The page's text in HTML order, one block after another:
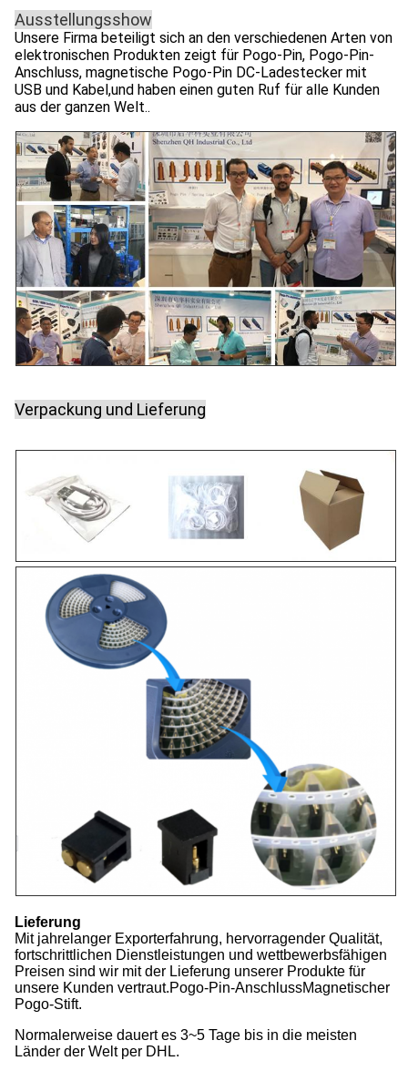
Ausstellungsshow
Unsere Firma beteiligt sich an den verschiedenen Arten von
elektronischen Produkten zeigt für Pogo-Pin, Pogo-Pin-
Anschluss, magnetische Pogo-Pin DC-Ladestecker mit
USB und Kabel,und haben einen guten Ruf für alle Kunden
aus der ganzen Welt..
Verpackung und Lieferung
Lieferung
Mit jahrelanger Exporterfahrung, hervorragender Qualität,
fortschrittlichen Dienstleistungen und wettbewerbsfähigen
Preisen sind wir mit der Lieferung unserer Produkte für
unsere Kunden vertraut.Pogo-Pin-AnschlussMagnetischer
Pogo-Stift.
Normalerweise dauert es 3~5 Tage bis in die meisten
Länder der Welt per DHL.